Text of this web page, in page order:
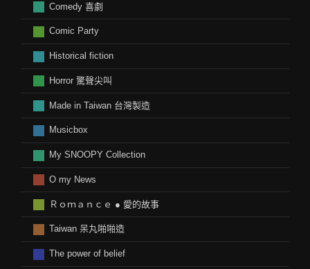
Comedy 喜劇
Comic Party
Historical fiction
Horror 驚聲尖叫
Made in Taiwan 台灣製造
Musicbox
My SNOOPY Collection
O my News
Ｒｏｍａｎｃｅ ● 愛的故事
Taiwan 呆丸啪啪造
The power of belief